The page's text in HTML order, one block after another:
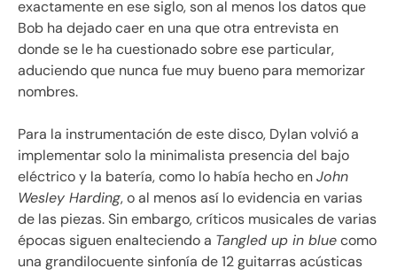
exactamente en ese siglo, son al menos los datos que
Bob ha dejado caer en una que otra entrevista en
donde se le ha cuestionado sobre ese particular,
aduciendo que nunca fue muy bueno para memorizar
nombres.
Para la instrumentación de este disco, Dylan volvió a
implementar solo la minimalista presencia del bajo
eléctrico y la batería, como lo había hecho enJohn
Wesley Harding, o al menos así lo evidencia en varias
de las piezas. Sin embargo, críticos musicales de varias
épocas siguen enalteciendo a Tangled up in bluecomo
una grandilocuente sinfonía de 12 guitarras acústicas